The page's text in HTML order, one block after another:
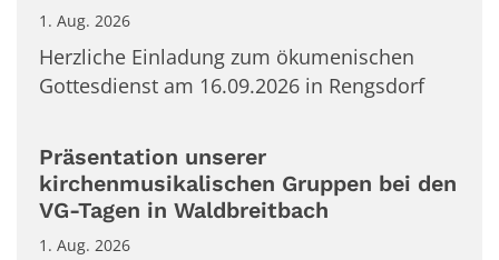
1. Aug. 2026
Herzliche Einladung zum ökumenischen
Gottesdienst am 16.09.2026 in Rengsdorf
Präsentation unserer
kirchenmusikalischen Gruppen bei den
VG-Tagen in Waldbreitbach
1. Aug. 2026